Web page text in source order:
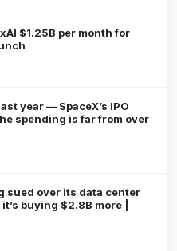
$1.25B per month for
year — SpaceX’s IPO
spending is far from over
sued over its data center
buying $2.8B more |